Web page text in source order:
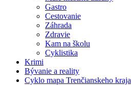
Gastro
Cestovanie
Záhrada
Zdravie
Kam na školu
Cyklistika
Krimi
Bývanie a reality
Cyklo mapa Trenčianskeho kraja